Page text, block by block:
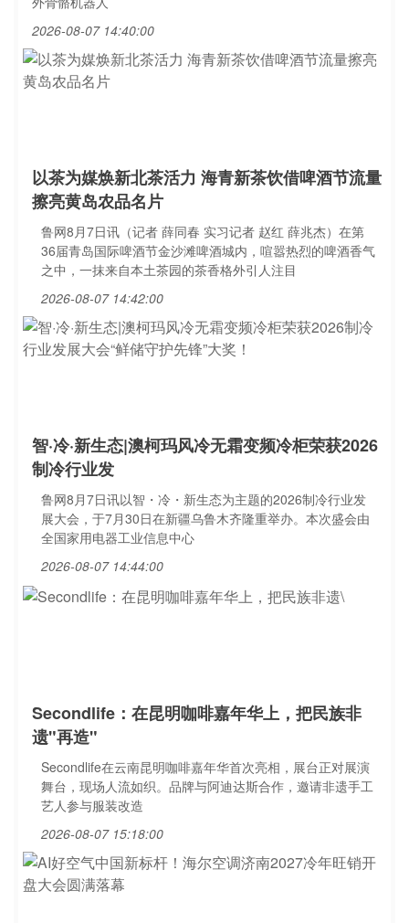
2026-08-07 14:40:00
以茶为媒焕新北茶活力 海青新茶饮借啤酒节流量
擦亮黄岛农品名片
鲁网8月7日讯（记者 薛同春 实习记者 赵红 薛兆杰）在第
36届青岛国际啤酒节金沙滩啤酒城内，喧嚣热烈的啤酒香气
之中，一抹来自本土茶园的茶香格外引人注目
2026-08-07 14:42:00
智·冷·新生态|澳柯玛风冷无霜变频冷柜荣获2026
制冷行业发
鲁网8月7日讯以智・冷・新生态为主题的2026制冷行业发
展大会，于7月30日在新疆乌鲁木齐隆重举办。本次盛会由
全国家用电器工业信息中心
2026-08-07 14:44:00
Secondlife：在昆明咖啡嘉年华上，把民族非
遗"再造"
Secondlife在云南昆明咖啡嘉年华首次亮相，展台正对展演
舞台，现场人流如织。品牌与阿迪达斯合作，邀请非遗手工
艺人参与服装改造
2026-08-07 15:18:00